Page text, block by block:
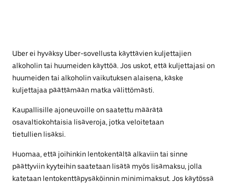
Uber ei hyväksy Uber-sovellusta käyttävien kuljettajien
alkoholin tai huumeiden käyttöä. Jos uskot, että kuljettajasi on
huumeiden tai alkoholin vaikutuksen alaisena, käske
kuljettajaa päättämään matka välittömästi.
Kaupallisille ajoneuvoille on saatettu määrätä
osavaltiokohtaisia lisäveroja, jotka veloitetaan
tietullien lisäksi.
Huomaa, että joihinkin lentokentältä alkaviin tai sinne
päättyviin kyyteihin saatetaan lisätä myös lisämaksu, jolla
katetaan lentokenttäpysäköinnin minimimaksut. Jos käytössä